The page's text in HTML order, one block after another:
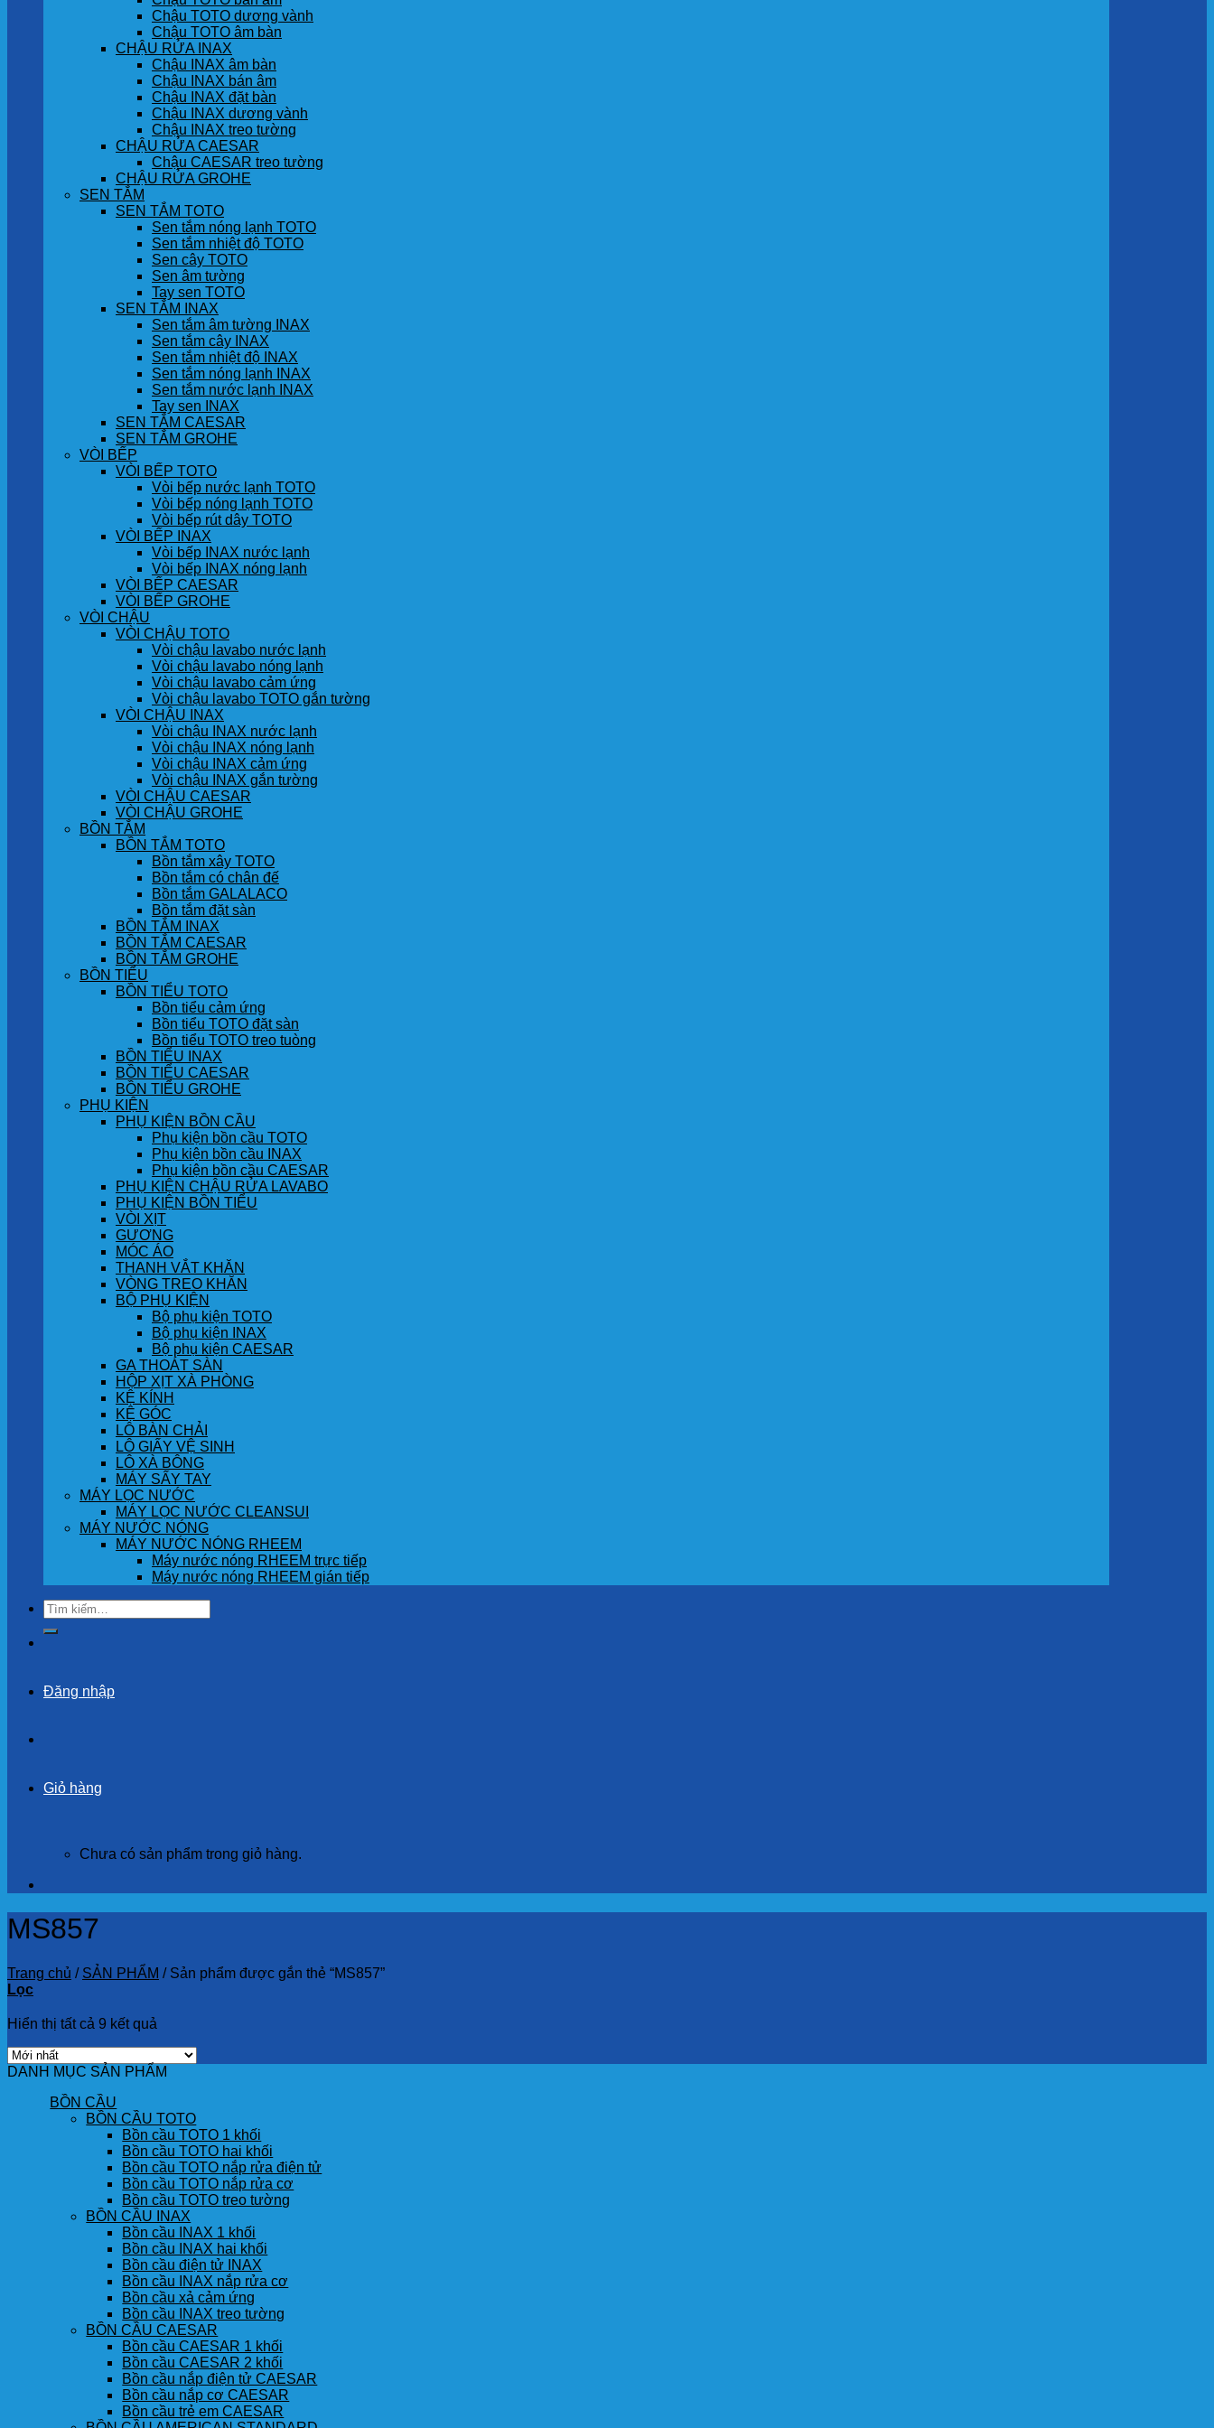
Chậu TOTO dương vành
Chậu TOTO âm bàn
CHẬU RỬA INAX
Chậu INAX âm bàn
Chậu INAX bán âm
Chậu INAX đặt bàn
Chậu INAX dương vành
Chậu INAX treo tường
CHẬU RỬA CAESAR
Chậu CAESAR treo tường
CHẬU RỬA GROHE
SEN TẮM
SEN TẮM TOTO
Sen tắm nóng lạnh TOTO
Sen tắm nhiệt độ TOTO
Sen cây TOTO
Sen âm tường
Tay sen TOTO
SEN TẮM INAX
Sen tắm âm tường INAX
Sen tắm cây INAX
Sen tắm nhiệt độ INAX
Sen tắm nóng lạnh INAX
Sen tắm nước lạnh INAX
Tay sen INAX
SEN TẮM CAESAR
SEN TẮM GROHE
VÒI BẾP
VÒI BẾP TOTO
Vòi bếp nước lạnh TOTO
Vòi bếp nóng lạnh TOTO
Vòi bếp rút dây TOTO
VÒI BẾP INAX
Vòi bếp INAX nước lạnh
Vòi bếp INAX nóng lạnh
VÒI BẾP CAESAR
VÒI BẾP GROHE
VÒI CHẬU
VÒI CHẬU TOTO
Vòi chậu lavabo nước lạnh
Vòi chậu lavabo nóng lạnh
Vòi chậu lavabo cảm ứng
Vòi chậu lavabo TOTO gắn tường
VÒI CHẬU INAX
Vòi chậu INAX nước lạnh
Vòi chậu INAX nóng lạnh
Vòi chậu INAX cảm ứng
Vòi chậu INAX gắn tường
VÒI CHẬU CAESAR
VÒI CHẬU GROHE
BỒN TẮM
BỒN TẮM TOTO
Bồn tắm xây TOTO
Bồn tắm có chân đế
Bồn tắm GALALACO
Bồn tắm đặt sàn
BỒN TẮM INAX
BỒN TẮM CAESAR
BỒN TẮM GROHE
BỒN TIỂU
BỒN TIỂU TOTO
Bồn tiểu cảm ứng
Bồn tiểu TOTO đặt sàn
Bồn tiểu TOTO treo tuòng
BỒN TIỂU INAX
BỒN TIỂU CAESAR
BỒN TIỂU GROHE
PHỤ KIỆN
PHỤ KIỆN BỒN CẦU
Phụ kiện bồn cầu TOTO
Phụ kiện bồn cầu INAX
Phụ kiện bồn cầu CAESAR
PHỤ KIỆN CHẬU RỬA LAVABO
PHỤ KIỆN BỒN TIỂU
VÒI XỊT
GƯƠNG
MÓC ÁO
THANH VẮT KHĂN
VÒNG TREO KHĂN
BỘ PHỤ KIỆN
Bộ phụ kiện TOTO
Bộ phụ kiện INAX
Bộ phụ kiện CAESAR
GA THOÁT SÀN
HỘP XỊT XÀ PHÒNG
KỆ KÍNH
KỆ GÓC
LÔ BÀN CHẢI
LÔ GIẤY VỆ SINH
LÔ XÀ BÔNG
MÁY SẤY TAY
MÁY LỌC NƯỚC
MÁY LỌC NƯỚC CLEANSUI
MÁY NƯỚC NÓNG
MÁY NƯỚC NÓNG RHEEM
Máy nước nóng RHEEM trực tiếp
Máy nước nóng RHEEM gián tiếp
Tìm
kiếm:
Đăng nhập
Giỏ hàng
Chưa có sản phẩm trong giỏ hàng.
MS857
Trang chủ / SẢN PHẨM /Sản phẩm được gắn thẻ “MS857”
Lọc
Hiển thị tất cả 9 kết quả
DANH MỤC SẢN PHẨM
BỒN CẦU
BỒN CẦU TOTO
Bồn cầu TOTO 1 khối
Bồn cầu TOTO hai khối
Bồn cầu TOTO nắp rửa điện tử
Bồn cầu TOTO nắp rửa cơ
Bồn cầu TOTO treo tường
BỒN CẦU INAX
Bồn cầu INAX 1 khối
Bồn cầu INAX hai khối
Bồn cầu điện tử INAX
Bồn cầu INAX nắp rửa cơ
Bồn cầu xả cảm ứng
Bồn cầu INAX treo tường
BỒN CẦU CAESAR
Bồn cầu CAESAR 1 khối
Bồn cầu CAESAR 2 khối
Bồn cầu nắp điện tử CAESAR
Bồn cầu nắp cơ CAESAR
Bồn cầu trẻ em CAESAR